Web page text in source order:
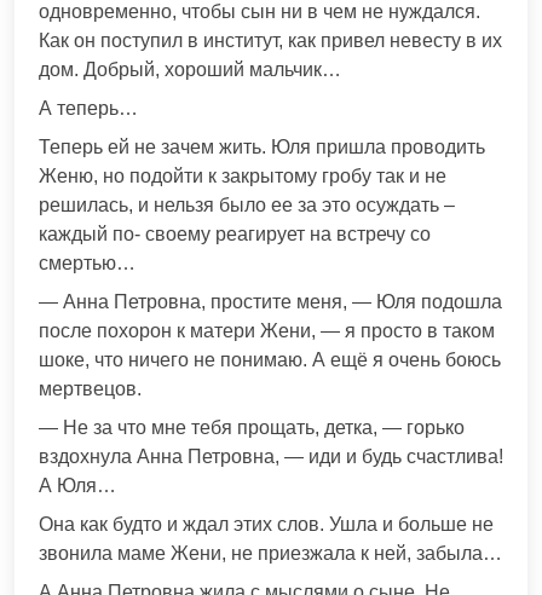
одновременно, чтобы сын ни в чем не нуждался.
Как он поступил в институт, как привел невесту в их
дом. Добрый, хороший мальчик…
А теперь…
Теперь ей не зачем жить. Юля пришла проводить
Женю, но подойти к закрытому гробу так и не
решилась, и нельзя было ее за это осуждать –
каждый по- своему реагирует на встречу со
смертью…
— Анна Петровна, простите меня, — Юля подошла
после похорон к матери Жени, — я просто в таком
шоке, что ничего не понимаю. А ещё я очень боюсь
мертвецов.
— Не за что мне тебя прощать, детка, — горько
вздохнула Анна Петровна, — иди и будь счастлива!
А Юля…
Она как будто и ждал этих слов. Ушла и больше не
звонила маме Жени, не приезжала к ней, забыла…